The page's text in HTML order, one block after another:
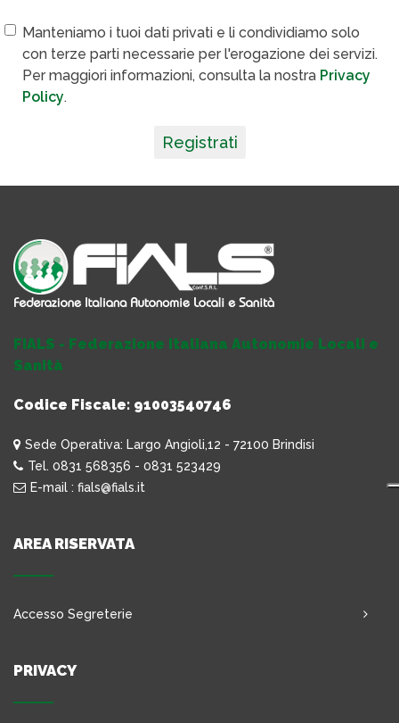
Manteniamo i tuoi dati privati e li condividiamo solo
con terze parti necessarie per l'erogazione dei servizi.
Per maggiori informazioni, consulta la nostra Privacy
Policy.
Registrati
FIALS - Federazione Italiana Autonomie Locali e
Sanità
Codice Fiscale: 91003540746
Sede Operativa: Largo Angioli,12 - 72100 Brindisi
Tel. 0831 568356 - 0831 523429
E-mail : fials@fials.it
AREA RISERVATA
Accesso Segreterie
PRIVACY